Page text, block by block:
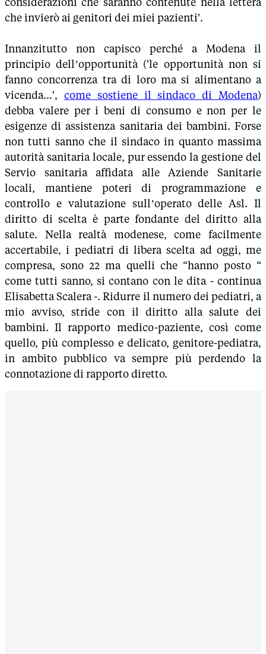
che invierò ai genitori dei miei pazienti'.
Innanzitutto non capisco perché a Modena il
principio dell’opportunità ('le opportunità non si
fanno concorrenza tra di loro ma si alimentano a
vicenda...', come sostiene il sindaco di Modena)
debba valere per i beni di consumo e non per le
esigenze di assistenza sanitaria dei bambini. Forse
non tutti sanno che il sindaco in quanto massima
autorità sanitaria locale, pur essendo la gestione del
Servio sanitaria affidata alle Aziende Sanitarie
locali, mantiene poteri di programmazione e
controllo e valutazione sull’operato delle Asl. Il
diritto di scelta è parte fondante del diritto alla
salute. Nella realtà modenese, come facilmente
accertabile, i pediatri di libera scelta ad oggi, me
compresa, sono 22 ma quelli che “hanno posto “
come tutti sanno, si contano con le dita - continua
Elisabetta Scalera -. Ridurre il numero dei pediatri, a
mio avviso, stride con il diritto alla salute dei
bambini. Il rapporto medico-paziente, così come
quello, più complesso e delicato, genitore-pediatra,
in ambito pubblico va sempre più perdendo la
connotazione di rapporto diretto.